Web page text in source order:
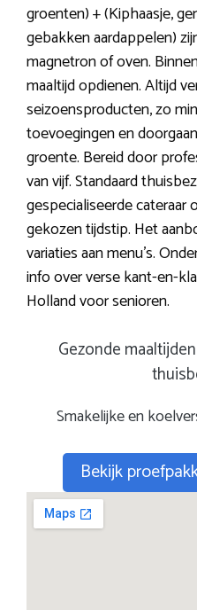
groenten) + (Kiphaasje,
gebakken aardappelen)
magnetron of oven.
maaltijd opdienen. Altijd
seizoensproducten, zo
toevoegingen en
groente. Bereid door
van vijf. Standaard
gespecialiseerde
gekozen tijdstip. Het
variaties aan menu’s.
info over verse kant-en-
Holland voor senioren.
Gezonde
Smakelijke en
Bekijk